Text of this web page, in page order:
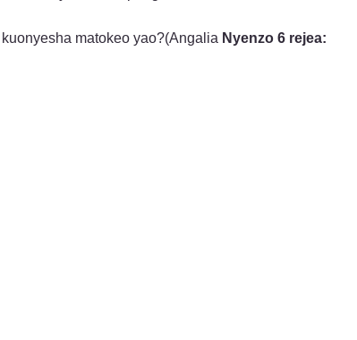
matokeo yao?(Angalia Nyenzo 6 rejea: